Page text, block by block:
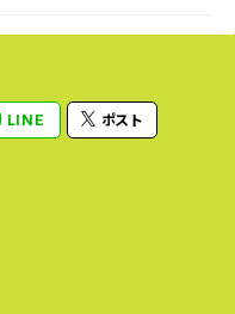
LINE ポスト